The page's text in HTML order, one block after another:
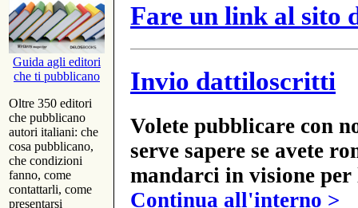
Guida agli editori
che ti pubblicano
Oltre 350 editori
che pubblicano
autori italiani: che
cosa pubblicano,
che condizioni
fanno, come
contattarli, come
presentarsi
Fare un link al sito
Invio dattiloscritti
Volete pubblicare con
serve sapere se avete
mandarci in visione
Continua all'interno >